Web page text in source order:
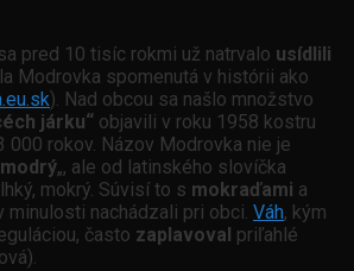
pred 10 tisíc rokmi už natrvalo usídlili
Modrovka spomenutá v histórii ako
). Nad obcou sa našlo množstvo
járku“ objavili v roku 1958 kostru
000 rokov. Názov Modrovka nie je
modrý„, ale od latinského slovíčka
mokrý. Súvisí to s mokraďami a
minulosti nachádzali pri obci. Váh, kým
často zaplavoval priľahlé